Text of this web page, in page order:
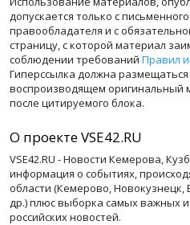
допускается только с
правообладателя и с
страницу, с которой материал
соблюдении требований Правил
Гиперссылка должна
воспроизводящем оригинальный
после цитируемого блока.
О проекте VSE42.RU
VSE42.RU - Новости Кемерова,
информация о событиях,
области (Кемерово, Новокузнецк,
др.) плюс выборка самых важных
российских новостей.